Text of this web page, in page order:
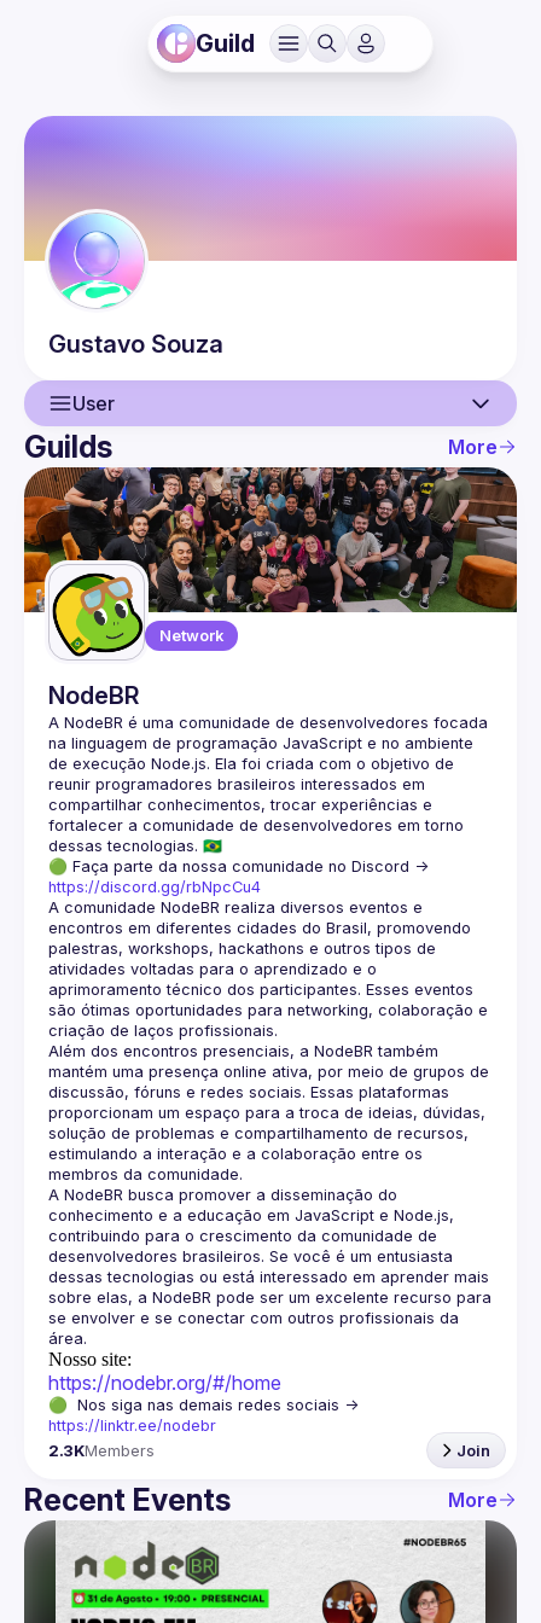
Guild
Gustavo Souza
User
User
Events
Guilds
Guilds More
Network
NodeBR
A NodeBR é uma comunidade de desenvolvedores focada
na linguagem de programação JavaScript e no ambiente
de execução Node.js. Ela foi criada com o objetivo de
reunir programadores brasileiros interessados em
compartilhar conhecimentos, trocar experiências e
fortalecer a comunidade de desenvolvedores em torno
🟢 Faça parte da nossa comunidade no Discord ->
https://discord.gg/rbNpcCu4
A comunidade NodeBR realiza diversos eventos e
encontros em diferentes cidades do Brasil, promovendo
palestras, workshops, hackathons e outros tipos de
atividades voltadas para o aprendizado e o
aprimoramento técnico dos participantes. Esses eventos
são ótimas oportunidades para networking, colaboração e
Além dos encontros presenciais, a NodeBR também
mantém uma presença online ativa, por meio de grupos de
discussão, fóruns e redes sociais. Essas plataformas
proporcionam um espaço para a troca de ideias, dúvidas,
solução de problemas e compartilhamento de recursos,
estimulando a interação e a colaboração entre os
A NodeBR busca promover a disseminação do
conhecimento e a educação em JavaScript e Node.js,
contribuindo para o crescimento da comunidade de
desenvolvedores brasileiros. Se você é um entusiasta
dessas tecnologias ou está interessado em aprender mais
sobre elas, a NodeBR pode ser um excelente recurso para
se envolver e se conectar com outros profissionais da
Nosso site:
https://nodebr.org/#/home
https://linktr.ee/nodebr
2.3KMembers Join
Recent Events More